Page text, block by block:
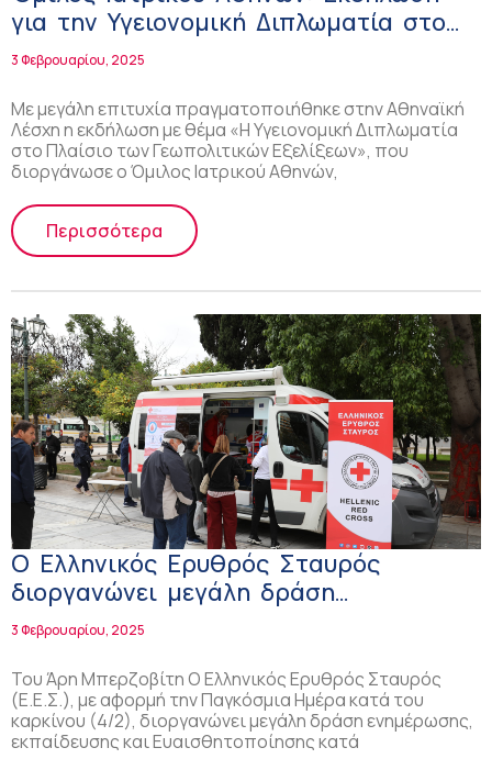
για την Υγειονομική Διπλωματία στο
Πλαίσιο των Γεωπολιτικών Εξελίξεων
3 Φεβρουαρίου, 2025
Με μεγάλη επιτυχία πραγματοποιήθηκε στην Αθηναϊκή
Λέσχη η εκδήλωση με θέμα «Η Υγειονομική Διπλωματία
στο Πλαίσιο των Γεωπολιτικών Εξελίξεων», που
διοργάνωσε ο Όμιλος Ιατρικού Αθηνών,
Περισσότερα
Ο Ελληνικός Ερυθρός Σταυρός
διοργανώνει μεγάλη δράση
ενημέρωσης και ευαισθητοποίησης για
τον καρκίνο στην Πλατεία
Συντάγματος (4/2)
3 Φεβρουαρίου, 2025
Του Άρη Μπερζοβίτη Ο Ελληνικός Ερυθρός Σταυρός
(Ε.Ε.Σ.), με αφορμή την Παγκόσμια Ημέρα κατά του
καρκίνου (4/2), διοργανώνει μεγάλη δράση ενημέρωσης,
εκπαίδευσης και Ευαισθητοποίησης κατά